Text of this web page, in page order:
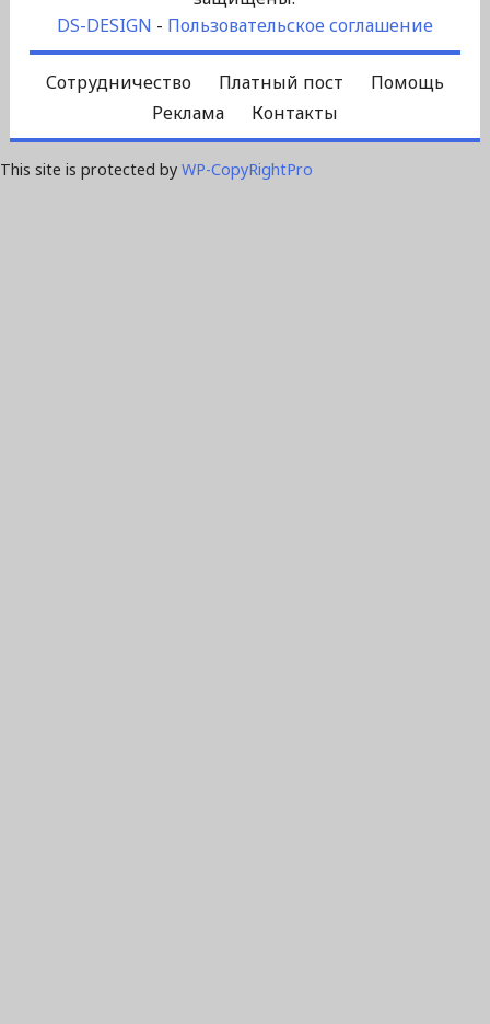
DS-DESIGN - Пользовательское соглашение
Сотрудничество Платный пост
Помощь
Реклама
Контакты
This site is protected by WP-CopyRightPro